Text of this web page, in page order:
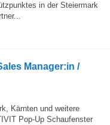
in der Steiermark
Manager:in /
Kärnten und weitere
Pop-Up Schaufenster